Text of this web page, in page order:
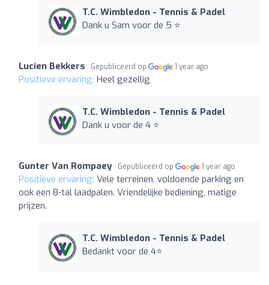
T.C. Wimbledon - Tennis & Padel
Dank u Sam voor de 5 ⭐️
Lucien Bekkers Gepubliceerd op 1 year ago
Positieve ervaring: Heel gezellig
T.C. Wimbledon - Tennis & Padel
Dank u voor de 4 ⭐️
Gunter Van Rompaey Gepubliceerd op 1 year ago
Positieve ervaring: Vele terreinen, voldoende parking en
ook een 8-tal laadpalen. Vriendelijke bediening, matige
prijzen.
T.C. Wimbledon - Tennis & Padel
Bedankt voor de 4⭐️